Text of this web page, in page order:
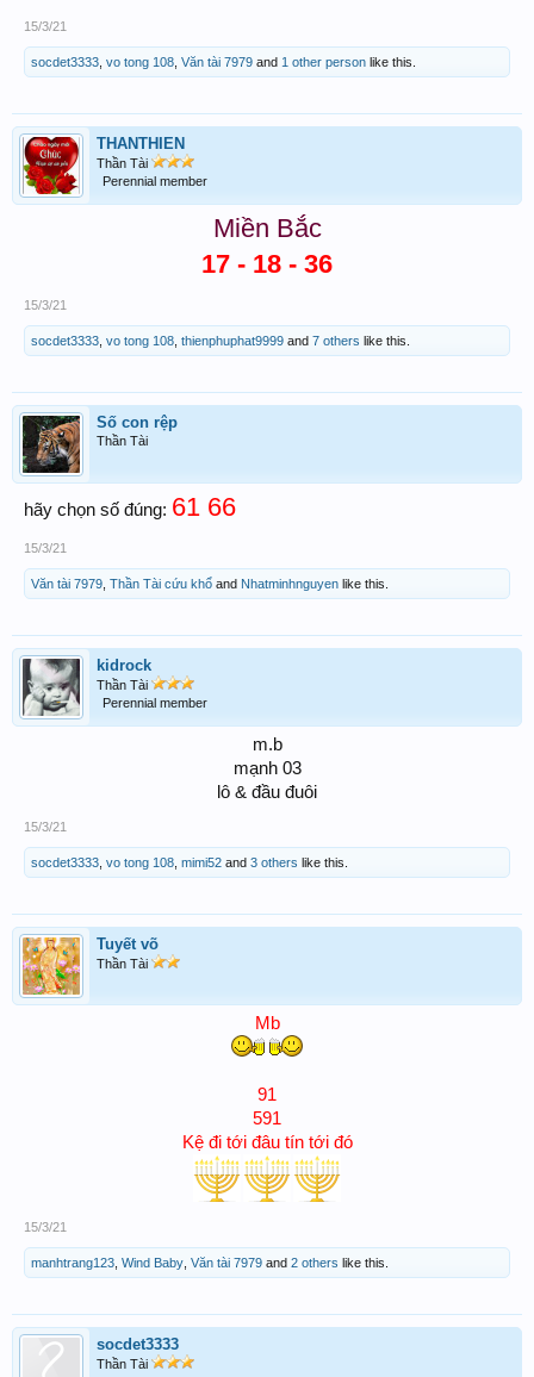
15/3/21
socdet3333 vo tong 108 Văn tài 7979 and 1 other person like this.
THANTHIEN
Thần Tài
Perennial member
Miền Bắc
17 - 18 - 36
15/3/21
socdet3333 vo tong 108 thienphuphat9999 and 7 others like this.
Số con rệp
Thần Tài
hãy chọn số đúng: 61 66
15/3/21
Văn tài 7979 Thần Tài cứu khổ and Nhatminhnguyen like this.
kidrock
Thần Tài
Perennial member
m.b
mạnh 03
lô & đầu đuôi​
15/3/21
socdet3333 vo tong 108 mimi52 and 3 others like this.
Tuyết võ
Thần Tài
Mb
91
591
Kệ đi tới đâu tín tới đó
15/3/21
manhtrang123 Wind Baby Văn tài 7979 and 2 others like this.
socdet3333
Thần Tài